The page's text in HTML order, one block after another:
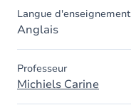
Langue d'enseignement
Anglais
Professeur
Michiels Carine